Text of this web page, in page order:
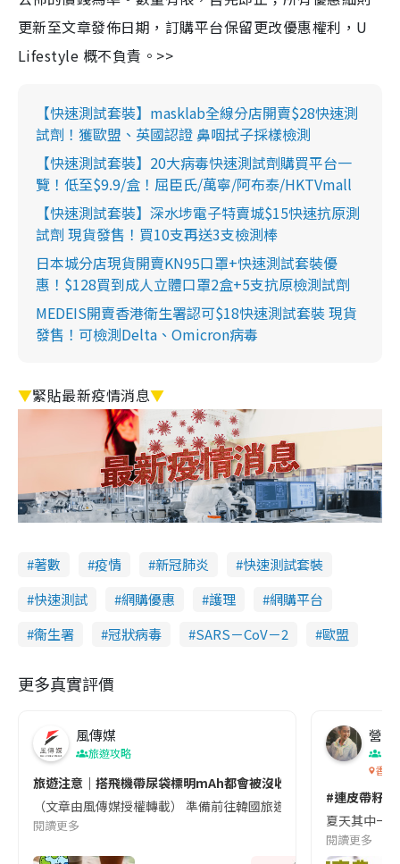
更新至文章發佈日期，訂購平台保留更改優惠權利，U
Lifestyle 概不負責。>>
【快速測試套裝】masklab全線分店開賣$28快速測
試劑！獲歐盟、英國認證 鼻咽拭子採樣檢測
【快速測試套裝】20大病毒快速測試劑購買平台一
覽！低至$9.9/盒！屈臣氏/萬寧/阿布泰/HKTVmall
【快速測試套裝】深水埗電子特賣城$15快速抗原測
試劑 現貨發售！買10支再送3支檢測棒
日本城分店現貨開賣KN95口罩+快速測試套裝優
惠！$128買到成人立體口罩2盒+5支抗原檢測試劑
MEDEIS開賣香港衛生署認可$18快速測試套裝 現貨
發售！可檢測Delta、Omicron病毒
▼緊貼最新疫情消息▼
著數 疫情 新冠肺炎
快速測試套裝
快速測試
網購優惠 護理
網購平台
衞生署
冠狀病毒 SARS－CoV－2 歐盟
更多真實評價
風傳媒
旅遊攻略
旅遊注意｜搭飛機帶尿袋標明mAh都會被沒收😱出發前切記檢查
（文章由風傳媒授權轉載） 準備前往韓國旅遊的民眾，近期要
閱讀更多
營養
香港
#連皮帶籽
夏天其中一
閱讀更多